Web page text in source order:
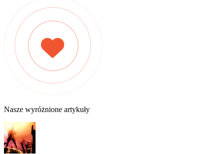
Nasze wyróżnione artykuły